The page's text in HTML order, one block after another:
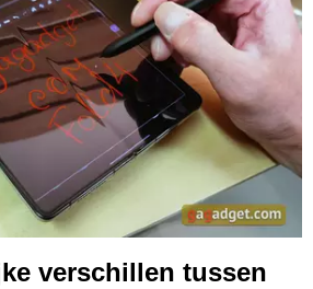
verschillen tussen